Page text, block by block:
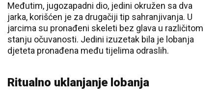
Međutim, jugozapadni dio, jedini okružen sa dva
jarka, korišćen je za drugačiji tip sahranjivanja. U
jarcima su pronađeni skeleti bez glava u različitom
stanju očuvanosti. Jedini izuzetak bila je lobanja
djeteta pronađena među tijelima odraslih.
Ritualno uklanjanje lobanja